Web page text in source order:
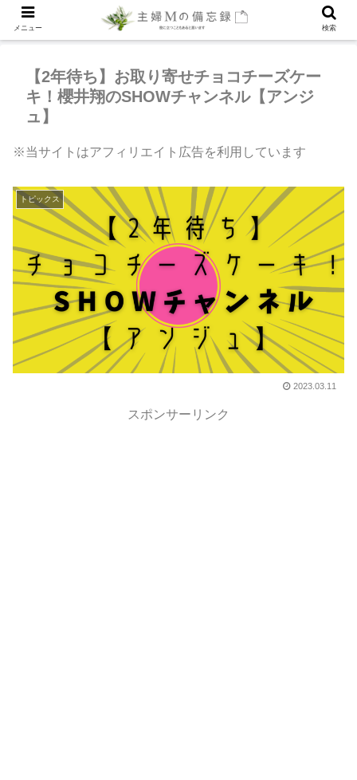
【2年待ち】お取り寄せチョコチーズケー
キ！櫻井翔のSHOWチャンネル【アンジ
ュ】
※当サイトはアフィリエイト広告を利用しています
トピックス
2023.03.11
スポンサーリンク
メニュー 検索